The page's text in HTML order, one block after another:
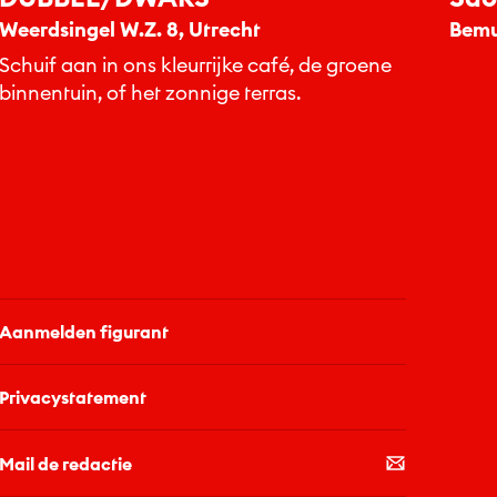
Weerdsingel W.Z. 8, Utrecht
Schuif aan in ons kleurrijke café, de groene
binnentuin, of het zonnige terras.
Aanmelden figurant
Privacystatement
Mail de redactie